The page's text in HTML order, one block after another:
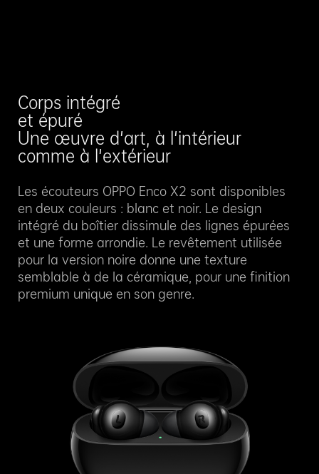
Corps intégré
et épuré
Une œuvre d'art, à l'intérieur
comme à l'extérieur
Les écouteurs OPPO Enco X2 sont disponibles
en deux couleurs : blanc et noir. Le design
intégré du boîtier dissimule des lignes épurées
et une forme arrondie. Le revêtement utilisée
pour la version noire donne une texture
semblable à de la céramique, pour une finition
premium unique en son genre.